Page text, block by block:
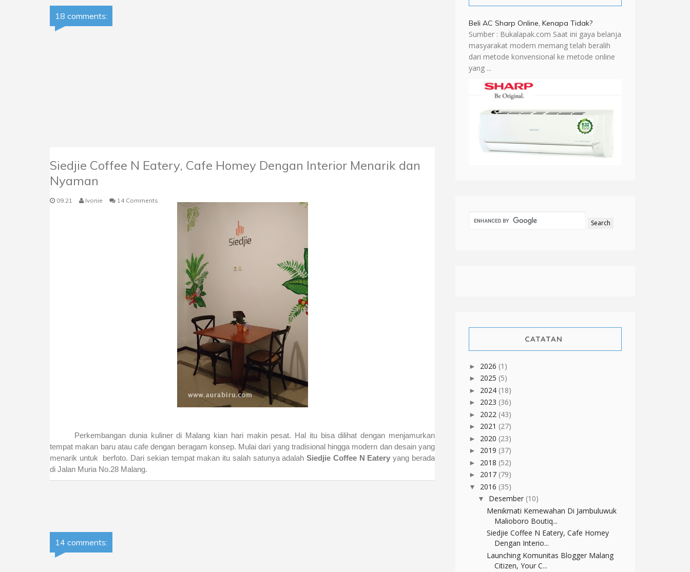
18 comments:
Siedjie Coffee N Eatery, Cafe Homey Dengan Interior Menarik dan
Nyaman
09.21 Ivonie 14 Comments
Perkembangan dunia kuliner di Malang kian hari makin pesat. Hal itu bisa dilihat dengan menjamurkan
tempat makan baru atau cafe dengan beragam konsep. Mulai dari yang tradisional hingga modern dan desain yang
menarik untuk berfoto. Dari sekian tempat makan itu salah satunya adalahSiedjie Coffee N Eatery yang berada
di Jalan Muria No.28 Malang.
14 comments:
Beli AC Sharp Online, Kenapa Tidak?
Sumber : Bukalapak.com Saat ini gaya belanja
masyarakat modern memang telah beralih
dari metode konvensional ke metode online
yang ...
CATATAN
► 2026 (1)
► 2025 (5)
► 2024 (18)
► 2023 (36)
► 2022 (43)
► 2021 (27)
► 2020 (23)
► 2019 (37)
► 2018 (52)
► 2017 (79)
▼ 2016 (35)
▼ Desember (10)
Menikmati Kemewahan Di Jambuluwuk
Malioboro Boutiq...
Siedjie Coffee N Eatery, Cafe Homey
Dengan Interio...
Launching Komunitas Blogger Malang
Citizen, Your C...